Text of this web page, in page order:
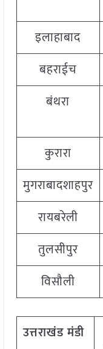
इलाहाबाद
बहराईच
बंथरा
कुरारा
मुगराबादशाहपुर
रायबरेली
तुलसीपुर
विसौली
उत्तराखंडमंडी